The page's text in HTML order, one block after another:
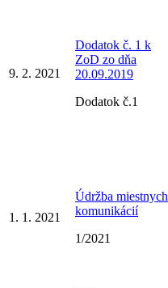
9. 2. 2021
Dodatok č. 1 k
ZoD zo dňa
20.09.2019
Dodatok č.1
1. 1. 2021
Údržba miestnych
komunikácií
1/2021